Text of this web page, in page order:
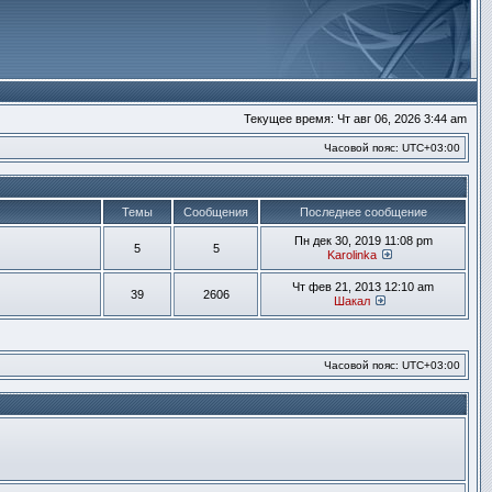
Текущее время: Чт авг 06, 2026 3:44 am
Часовой пояс: UTC+03:00
Темы Сообщения Последнее сообщение
5 5
Пн дек 30, 2019 11:08 pm
Karolinka
39 2606
Чт фев 21, 2013 12:10 am
Шакал
Часовой пояс: UTC+03:00